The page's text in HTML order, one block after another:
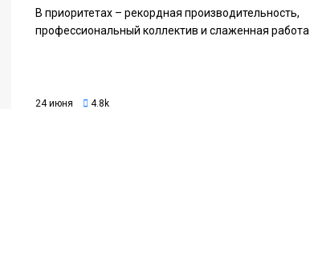
В приоритетах – рекордная производительность,
профессиональный коллектив и слаженная работа
24 июня 4.8k